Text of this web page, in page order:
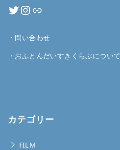
・ 問い合わせ
・ おふとんだいすきくらぶについて
カテゴリー
FILM